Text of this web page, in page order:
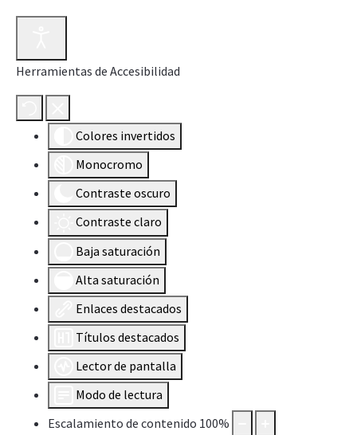
Herramientas de Accesibilidad
Colores invertidos
Monocromo
Contraste oscuro
Contraste claro
Baja saturación
Alta saturación
Enlaces destacados
Títulos destacados
Lector de pantalla
Modo de lectura
Escalamiento de contenido 100%